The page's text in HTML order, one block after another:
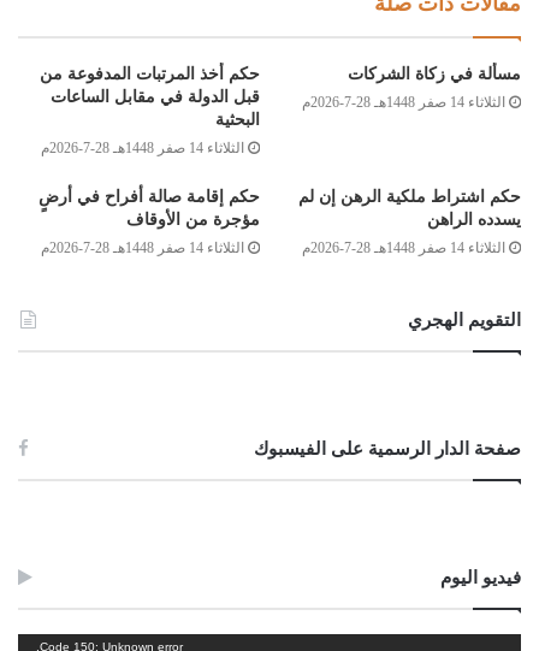
شدة تعبه وإرهاقه لا يستحق الميزات المخصصة للشهداء من قبل وزارة الشهداء
والمفقودين، نسأل الله عز وجل أن يتغمده برحمته، وأن يجزل له الأجر والثواب.
وصلى الله على سيدنا محمد وعلى آله وصحبه وسلم
مفتي عام ليبيا
الوسوم الثوار الثورة الشهداء
مسألة في زكاة الشركات
الثلاثاء 14 صفر 1448هـ 28-7-2026م
حكم أخذ المرتبات المدفوعة من
قبل الدولة في مقابل الساعات
البحثية
الثلاثاء 14 صفر 1448هـ 28-7-2026م
حكم اشتراط ملكية الرهن إن لم
يسدده الراهن
الثلاثاء 14 صفر 1448هـ 28-7-2026م
حكم إقامة صالة أفراح في أرضٍ
مؤجرة من الأوقاف
الثلاثاء 14 صفر 1448هـ 28-7-2026م
التقويم الهجري
صفحة الدار الرسمية على الفيسبوك
فيديو اليوم
Code 150: Unknown error.